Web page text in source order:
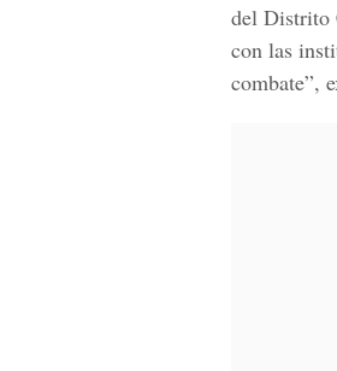
del Distrito
con las
combate”,